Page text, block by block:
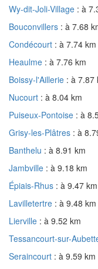
Wy-dit-Joli-Village : à
Bouconvillers : à 7.68
Condécourt : à 7.74 km
Heaulme : à 7.76 km
Boissy-l'Aillerie : à 7.87
Nucourt : à 8.04 km
Puiseux-Pontoise : à
Grisy-les-Plâtres : à
Banthelu : à 8.91 km
Jambville : à 9.18 km
Épiais-Rhus : à 9.47 km
Lavilletertre : à 9.48 km
Lierville : à 9.52 km
Tessancourt-sur-
Seraincourt : à 9.59 km